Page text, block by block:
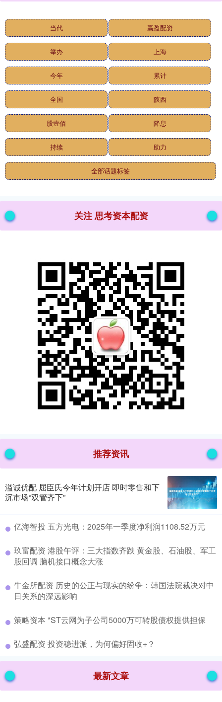
当代 赢盈配资
举办 上海
今年 累计
全国 陕西
股壹佰 降息
持续 助力
全部话题标签
关注 思考资本配资
推荐资讯
溢诚优配 屈臣氏今年计划开店 即时零售和下
沉市场“双管齐下”
​亿海智投 五方光电：2025年一季度净利润1108.52万元
​玖富配资 港股午评：三大指数齐跌 黄金股、石油股、军工
股回调 脑机接口概念大涨
​牛金所配资 历史的公正与现实的纷争：韩国法院裁决对中
日关系的深远影响
​策略资本 *ST云网为子公司5000万可转股债权提供担保
​弘盛配资 投资稳进派，为何偏好固收+？
最新文章